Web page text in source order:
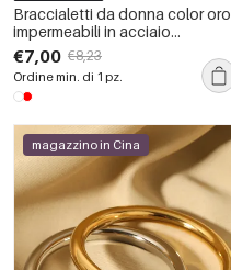
Braccialetti da donna color oro
impermeabili in acciaio
inossidabile color corallo
classico da 1 pezzo
€7,00 €8,23
Ordine min. di 1 pz.
magazzino in Cina